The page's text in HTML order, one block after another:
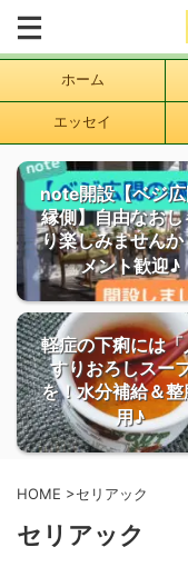
ホーム
エッセイ
note開設【ベジ
縁側】自由なおし
り楽しみませんか
メント歓迎♪
軽症の下痢には「
すりおろしスー
を！水分補給＆整
用♪
HOME >セリアック
セリアック